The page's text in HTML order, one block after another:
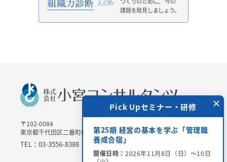
×
ミナー・研修
チャリティー講演会
・オンライン配
Pick Upセミナー・研修
第25期 経営の基本を学ぶ「管理職
養成合宿」
開催日時： 2026年11月8日（日）～10日
課題を発見しましょう。
〒102-0084
東京都千代田区二番町6-3 二番町三協ビル3Ｆ
TEL：03-3556-8388 / FAX：03-3556-8389